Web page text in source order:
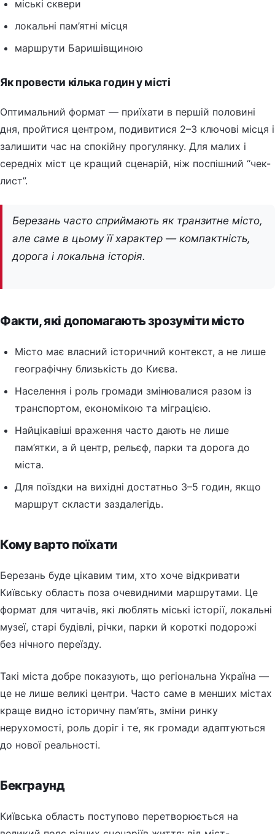
міські сквери
локальні пам’ятні місця
маршрути Баришівщиною
Як провести кілька годин у місті
Оптимальний формат — приїхати в першій половині
дня, пройтися центром, подивитися 2–3 ключові місця і
залишити час на спокійну прогулянку. Для малих і
середніх міст це кращий сценарій, ніж поспішний “чек-
лист”.
Березань часто сприймають як транзитне місто,
але саме в цьому її характер — компактність,
дорога і локальна історія.
Факти, які допомагають зрозуміти місто
Місто має власний історичний контекст, а не лише
географічну близькість до Києва.
Населення і роль громади змінювалися разом із
транспортом, економікою та міграцією.
Найцікавіші враження часто дають не лише
пам’ятки, а й центр, рельєф, парки та дорога до
міста.
Для поїздки на вихідні достатньо 3–5 годин, якщо
маршрут скласти заздалегідь.
Кому варто поїхати
Березань буде цікавим тим, хто хоче відкривати
Київську область поза очевидними маршрутами. Це
формат для читачів, які люблять міські історії, локальні
музеї, старі будівлі, річки, парки й короткі подорожі
без нічного переїзду.
Такі міста добре показують, що регіональна Україна —
це не лише великі центри. Часто саме в менших містах
краще видно історичну пам’ять, зміни ринку
нерухомості, роль доріг і те, як громади адаптуються
до нової реальності.
Бекграунд
Київська область поступово перетворюється на